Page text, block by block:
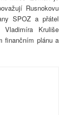
Rusnokovu
SPOZ a přátel
Vladimíra Kruliše
finančním plánu a